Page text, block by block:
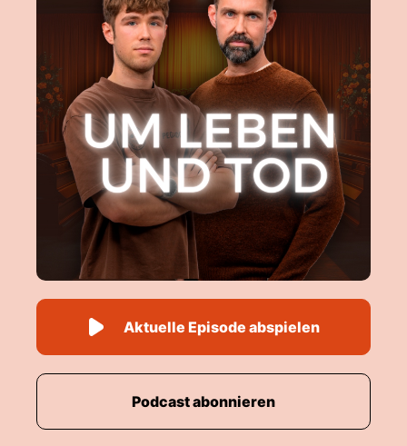
Aktuelle Episode abspielen
Podcast abonnieren